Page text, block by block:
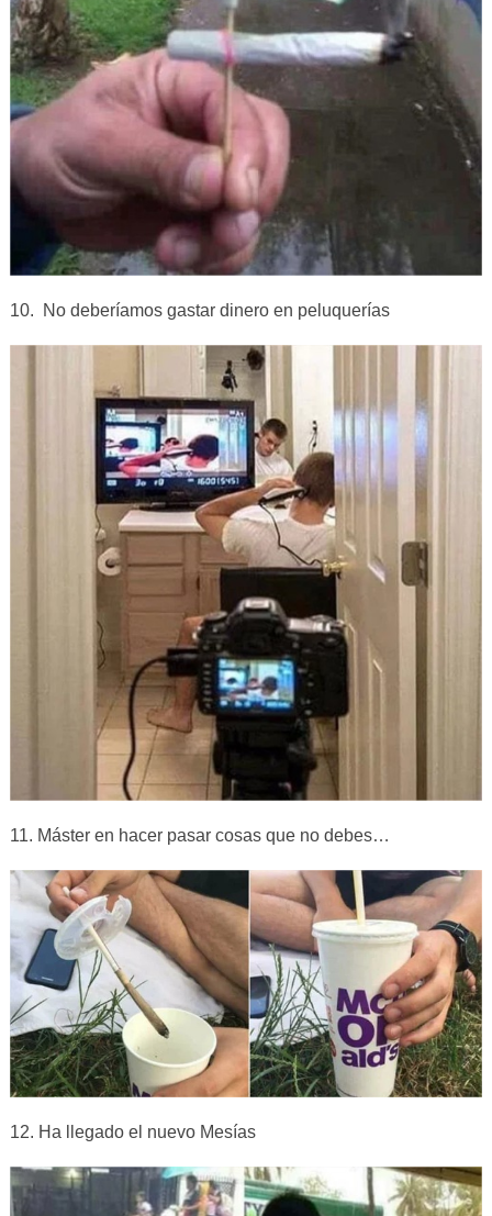
10. No deberíamos gastar dinero en peluquerías
11. Máster en hacer pasar cosas que no debes…
12. Ha llegado el nuevo Mesías